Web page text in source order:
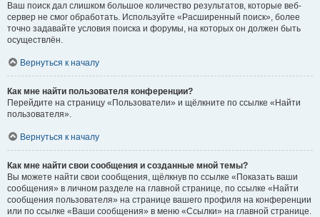
Ваш поиск дал слишком большое количество результатов, которые веб-
сервер не смог обработать. Используйте «Расширенный поиск», более
точно задавайте условия поиска и форумы, на которых он должен быть
осуществлён.
Вернуться к началу
Как мне найти пользователя конференции?
Перейдите на страницу «Пользователи» и щёлкните по ссылке «Найти
пользователя».
Вернуться к началу
Как мне найти свои сообщения и созданные мной темы?
Вы можете найти свои сообщения, щёлкнув по ссылке «Показать ваши
сообщения» в личном разделе на главной странице, по ссылке «Найти
сообщения пользователя» на странице вашего профиля на конференции
или по ссылке «Ваши сообщения» в меню «Ссылки» на главной странице.